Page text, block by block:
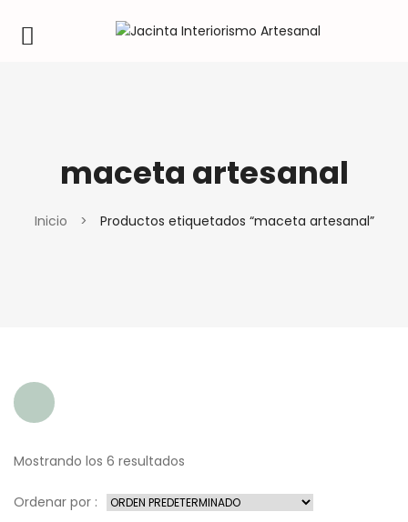
maceta artesanal
Inicio > Productos etiquetados “maceta artesanal”
Mostrando los 6 resultados
Ordenar por :